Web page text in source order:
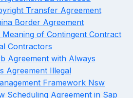
Transfer Agreement
Border Agreement
of Contingent Contract
Contractors
Agreement with Always
Agreement Illegal
Framework Nsw
Scheduling Agreement in Sap